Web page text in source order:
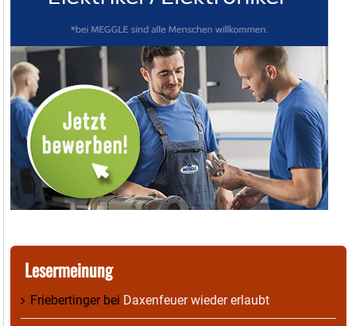
Lesermeinung
Friebertingerbei Daxenfeuer wieder erlaubt